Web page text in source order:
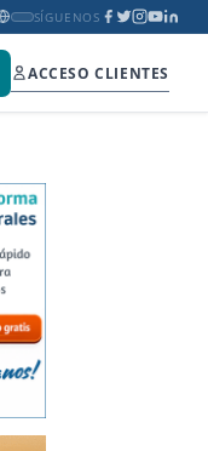
SÍGUENOS
ACCESO CLIENTES